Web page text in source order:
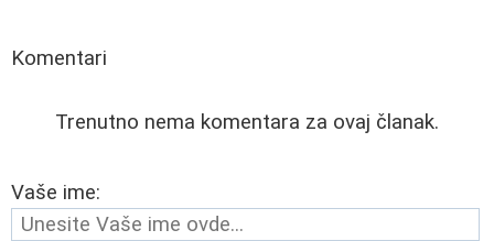
Komentari
Trenutno nema komentara za ovaj članak.
Vaše ime: